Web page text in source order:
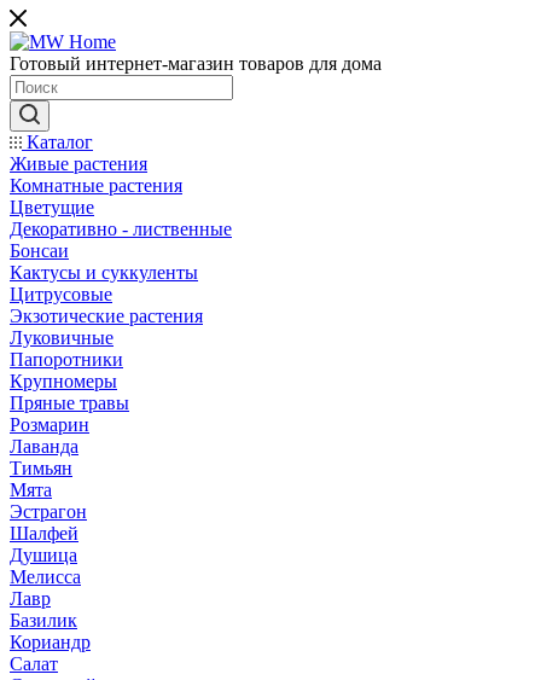
Готовый интернет-магазин товаров для дома
Каталог
Живые растения
Комнатные растения
Цветущие
Декоративно - лиственные
Бонсаи
Кактусы и суккуленты
Цитрусовые
Экзотические растения
Луковичные
Папоротники
Крупномеры
Пряные травы
Розмарин
Лаванда
Тимьян
Мята
Эстрагон
Шалфей
Душица
Мелисса
Лавр
Базилик
Кориандр
Салат